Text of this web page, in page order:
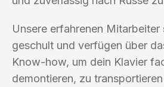
Unsere erfahrenen Mitarbeiter
geschult und verfügen über
Know-how, um dein Klavier
demontieren, zu